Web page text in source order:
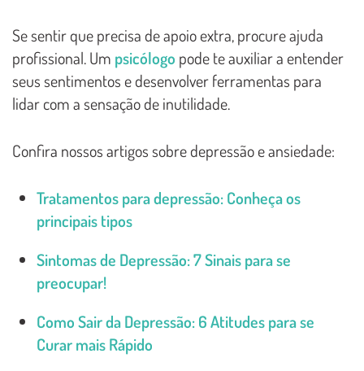
Se sentir que precisa de apoio extra, procure ajuda
profissional. Um psicólogo pode te auxiliar a entender
seus sentimentos e desenvolver ferramentas para
lidar com a sensação de inutilidade.
Confira nossos artigos sobre depressão e ansiedade:
Tratamentos para depressão: Conheça os
principais tipos
Sintomas de Depressão: 7 Sinais para se
preocupar!
Como Sair da Depressão: 6 Atitudes para se
Curar mais Rápido